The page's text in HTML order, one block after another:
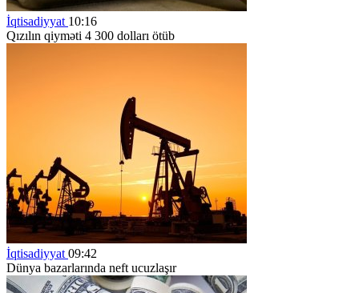
İqtisadiyyat 10:16
Qızılın qiyməti 4 300 dolları ötüb
İqtisadiyyat 09:42
Dünya bazarlarında neft ucuzlaşır